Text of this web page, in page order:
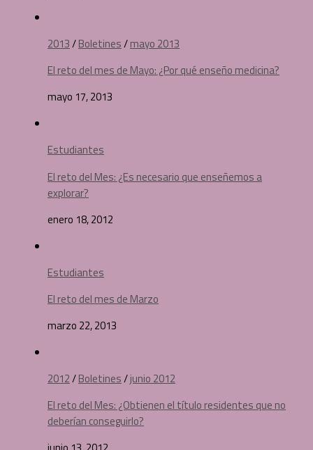
2013/Boletines/mayo 2013
El reto del mes de Mayo: ¿Por qué enseño medicina?
mayo 17, 2013
Estudiantes
El reto del Mes: ¿Es necesario que enseñemos a
explorar?
enero 18, 2012
Estudiantes
El reto del mes de Marzo
marzo 22, 2013
2012/Boletines/junio 2012
El reto del Mes: ¿Obtienen el título residentes que no
deberían conseguirlo?